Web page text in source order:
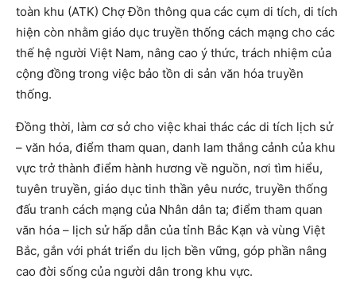
toàn khu (ATK) Chợ Đồn thông qua các cụm di tích, di tích
hiện còn nhằm giáo dục truyền thống cách mạng cho các
thế hệ người Việt Nam, nâng cao ý thức, trách nhiệm của
cộng đồng trong việc bảo tồn di sản văn hóa truyền
thống.
Đồng thời, làm cơ sở cho việc khai thác các di tích lịch sử
– văn hóa, điểm tham quan, danh lam thắng cảnh của khu
vực trở thành điểm hành hương về nguồn, nơi tìm hiểu,
tuyên truyền, giáo dục tinh thần yêu nước, truyền thống
đấu tranh cách mạng của Nhân dân ta; điểm tham quan
văn hóa – lịch sử hấp dẫn của tỉnh Bắc Kạn và vùng Việt
Bắc, gắn với phát triển du lịch bền vững, góp phần nâng
cao đời sống của người dân trong khu vực.